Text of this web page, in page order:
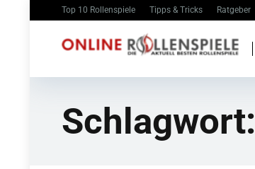
Top 10 Rollenspiele Tipps & Tricks Ratgeber
Schlagwort: